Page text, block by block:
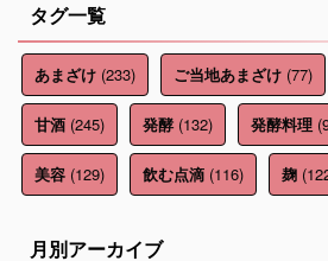
タグ一覧
あまざけ (233) ご当地あまざけ (77)
甘酒 (245) 発酵(132) 発酵料理
美容 (129) 飲む点滴 (116) 麹
月別アーカイブ